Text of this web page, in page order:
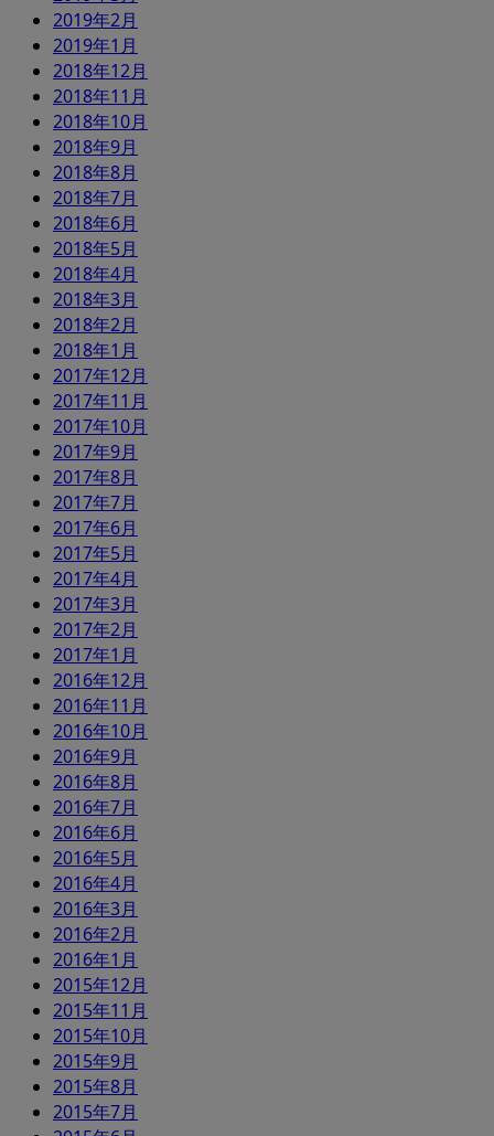
2019年2月
2019年1月
2018年12月
2018年11月
2018年10月
2018年9月
2018年8月
2018年7月
2018年6月
2018年5月
2018年4月
2018年3月
2018年2月
2018年1月
2017年12月
2017年11月
2017年10月
2017年9月
2017年8月
2017年7月
2017年6月
2017年5月
2017年4月
2017年3月
2017年2月
2017年1月
2016年12月
2016年11月
2016年10月
2016年9月
2016年8月
2016年7月
2016年6月
2016年5月
2016年4月
2016年3月
2016年2月
2016年1月
2015年12月
2015年11月
2015年10月
2015年9月
2015年8月
2015年7月